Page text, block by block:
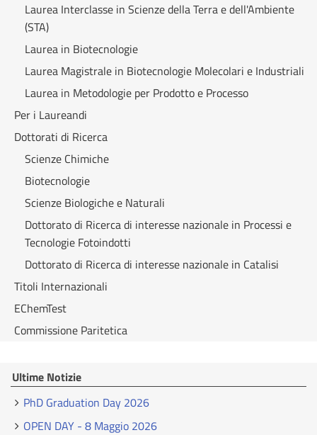
Laurea Interclasse in Scienze della Terra e dell'Ambiente
(STA)
Laurea in Biotecnologie
Laurea Magistrale in Biotecnologie Molecolari e Industriali
Laurea in Metodologie per Prodotto e Processo
Per i Laureandi
Dottorati di Ricerca
Scienze Chimiche
Biotecnologie
Scienze Biologiche e Naturali
Dottorato di Ricerca di interesse nazionale in Processi e
Tecnologie Fotoindotti
Dottorato di Ricerca di interesse nazionale in Catalisi
Titoli Internazionali
EChemTest
Commissione Paritetica
Ultime Notizie
PhD Graduation Day 2026
OPEN DAY - 8 Maggio 2026